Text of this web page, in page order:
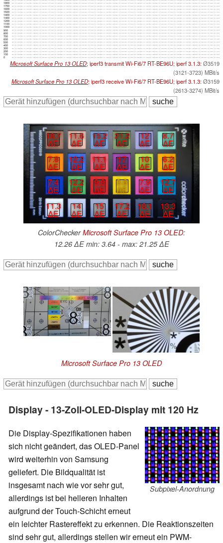
0
100
200
300
400
500
600
700
800
900
1000
1100
1200
1300
1400
1500
1600
1700
1800
Microsoft Surface Pro 13 OLED; iperf3 transmit Wi-Fi6/7 RT-BE96U; iperf 3.1.3:Ø3519
(3121-3723) MBit/s
Microsoft Surface Pro 13 OLED; iperf3 receive Wi-Fi6/7 RT-BE96U; iperf 3.1.3:Ø3159
(2613-3274) MBit/s
18.7
∆E
11.6
∆E
15.2
∆E
21.2
∆E
12
∆E
8.7
∆E
7.8
∆E
12.2
∆E
11.1
∆E
17
∆E
10
∆E
6.2
∆E
7.4
∆E
12.2
∆E
9.8
∆E
3.6
∆E
7.9
∆E
12.7
∆E
11.3
∆E
14
∆E
15
∆E
17.2
∆E
18.1
∆E
13.3
∆E
ColorCheckerMicrosoft Surface Pro 13 OLED:
12.26 ∆E min: 3.64 - max: 21.25 ∆E
Microsoft Surface Pro 13 OLED
Display - 13-Zoll-OLED-Display mit 120 Hz
Subpixel-Anordnung
Die Display-Spezifikationen haben
sich nicht geändert, das OLED-Panel
wird weiterhin von Samsung
geliefert. Die Bildqualität ist
insgesamt nach wie vor sehr gut,
allerdings ist bei helleren Inhalten
aufgrund der Touch-Schicht erneut
ein leichter Rastereffekt zu erkennen. Die Reaktionszeiten
sind sehr gut, allerdings stellen wir erneut ein PWM-